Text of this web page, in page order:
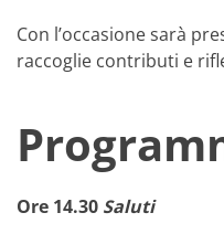
Con l’occasione sarà
raccoglie contributi e
Ore 14.30 Saluti